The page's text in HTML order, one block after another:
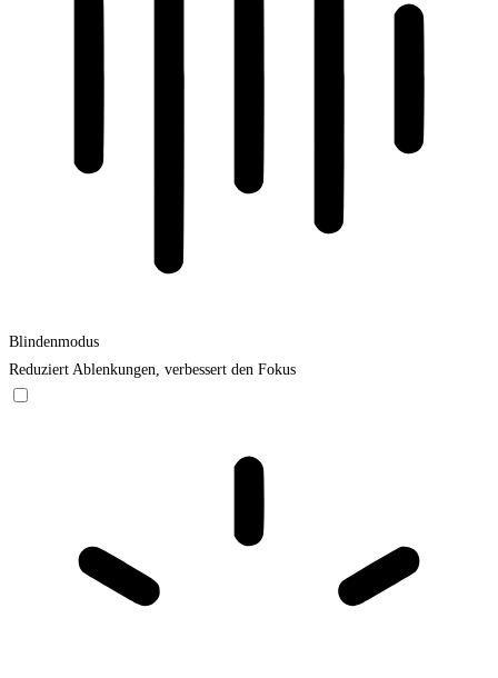
Blindenmodus
Reduziert Ablenkungen, verbessert den Fokus